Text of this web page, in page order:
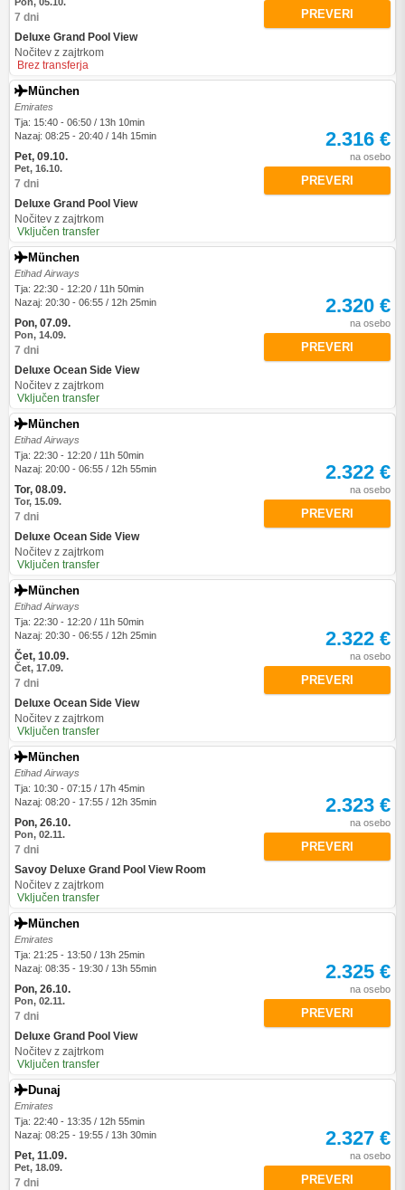
7 dni
Deluxe Grand Pool View
Nočitev z zajtrkom
Brez transferja
PREVERI
München
Emirates
Tja: 15:40 - 06:50 / 13h 10min
Nazaj: 08:25 - 20:40 / 14h 15min
Pet, 09.10.
Pet, 16.10.
7 dni
Deluxe Grand Pool View
Nočitev z zajtrkom
Vključen transfer
2.316 €
na osebo
PREVERI
München
Etihad Airways
Tja: 22:30 - 12:20 / 11h 50min
Nazaj: 20:30 - 06:55 / 12h 25min
Pon, 07.09.
Pon, 14.09.
7 dni
Deluxe Ocean Side View
Nočitev z zajtrkom
Vključen transfer
2.320 €
na osebo
PREVERI
München
Etihad Airways
Tja: 22:30 - 12:20 / 11h 50min
Nazaj: 20:00 - 06:55 / 12h 55min
Tor, 08.09.
Tor, 15.09.
7 dni
Deluxe Ocean Side View
Nočitev z zajtrkom
Vključen transfer
2.322 €
na osebo
PREVERI
München
Etihad Airways
Tja: 22:30 - 12:20 / 11h 50min
Nazaj: 20:30 - 06:55 / 12h 25min
Čet, 10.09.
Čet, 17.09.
7 dni
Deluxe Ocean Side View
Nočitev z zajtrkom
Vključen transfer
2.322 €
na osebo
PREVERI
München
Etihad Airways
Tja: 10:30 - 07:15 / 17h 45min
Nazaj: 08:20 - 17:55 / 12h 35min
Pon, 26.10.
Pon, 02.11.
7 dni
Savoy Deluxe Grand Pool View Room
Nočitev z zajtrkom
Vključen transfer
2.323 €
na osebo
PREVERI
München
Emirates
Tja: 21:25 - 13:50 / 13h 25min
Nazaj: 08:35 - 19:30 / 13h 55min
Pon, 26.10.
Pon, 02.11.
7 dni
Deluxe Grand Pool View
Nočitev z zajtrkom
Vključen transfer
2.325 €
na osebo
PREVERI
Dunaj
Emirates
Tja: 22:40 - 13:35 / 12h 55min
Nazaj: 08:25 - 19:55 / 13h 30min
Pet, 11.09.
Pet, 18.09.
7 dni
2.327 €
na osebo
PREVERI